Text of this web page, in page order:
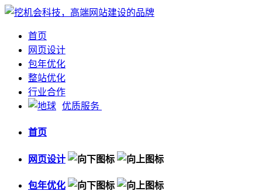
首页
网页设计
包年优化
整站优化
行业合作
优质服务
首页
网页设计
包年优化